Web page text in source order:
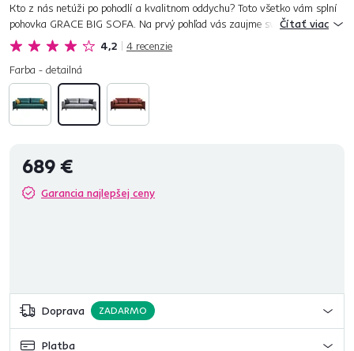
4,2 4 recenzie
Kto z nás netúži po pohodlí a kvalitnom oddychu? Toto všetko vám splní
pohovka GRACE BIG SOFA. Na prvý pohľad vás zaujme svojim moderným
a štýlovým dizajnom a hlavne zaručuje maximálny komfort a p...
Čítať viac
Farba - detailná
689 €
Garancia najlepšej ceny
Doprava ZADARMO
Platba